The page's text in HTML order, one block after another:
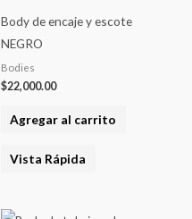
Body de encaje y escote
NEGRO
Bodies
$22,000.00
Agregar al carrito
Vista Rápida